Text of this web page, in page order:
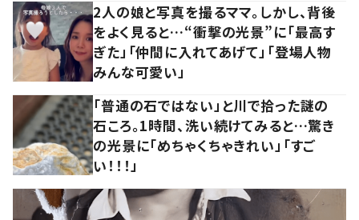
2人の娘と写真を撮るママ。しかし、背後
をよく見ると…“衝撃の光景”に「最高す
ぎた」「仲間に入れてあげて」「登場人物
みんな可愛い」
「普通の石ではない」と川で拾った謎の
石ころ。1時間、洗い続けてみると…驚き
の光景に「めちゃくちゃきれい」「すご
い！！！」